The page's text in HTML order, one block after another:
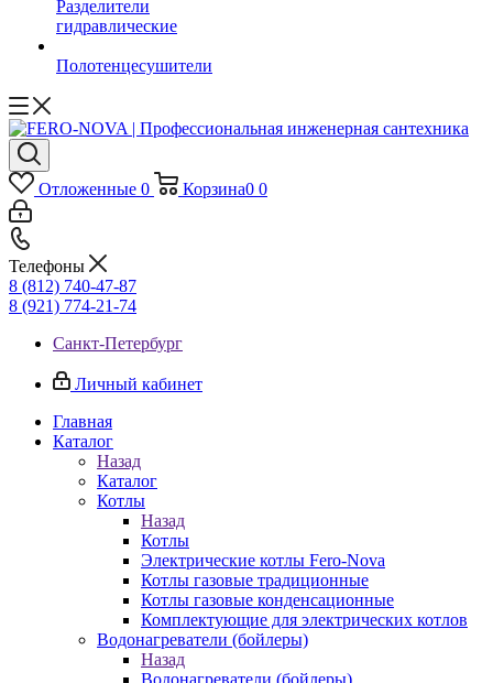
Разделители
гидравлические
Полотенцесушители
Отложенные 0 Корзина0 0
Телефоны
8 (812) 740-47-87
8 (921) 774-21-74
Санкт-Петербург
Личный кабинет
Главная
Каталог
Назад
Каталог
Котлы
Назад
Котлы
Электрические котлы Fero-Nova
Котлы газовые традиционные
Котлы газовые конденсационные
Комплектующие для электрических котлов
Водонагреватели (бойлеры)
Назад
Водонагреватели (бойлеры)